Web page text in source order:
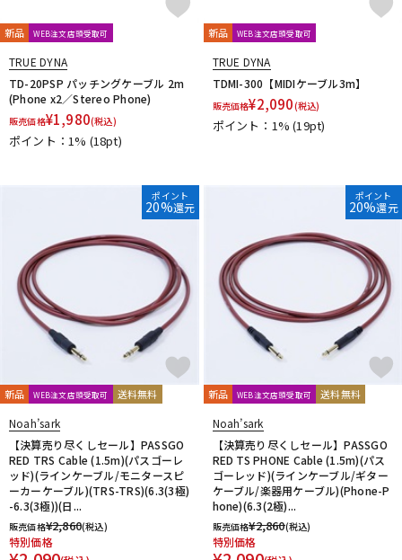
新品 WEB注文店頭受取可
TRUE DYNA
TD-20PSP パッチングケーブル 2m
(Phone x2／Stereo Phone)
販売価格¥1,980(税込)
ポイント：1% (18pt)
新品 WEB注文店頭受取可
TRUE DYNA
TDMI-300【MIDIケーブル3m】
販売価格¥2,090(税込)
ポイント：1%(19pt)
ポイント
20%還元
新品 WEB注文店頭受取可 送料無料
Noah’sark
【決算売り尽くしセール】PASSGO
RED TRS Cable (1.5m)(パスゴーレ
ッド)(ラインケーブル/モニタースピ
ーカーケーブル)(TRS-TRS)(6.3(3極)
-6.3(3極))(日...
販売価格¥2,860(税込)
特別価格
ポイント
20%還元
新品 WEB注文店頭受取可 送料無料
Noah’sark
【決算売り尽くしセール】PASSGO
RED TS PHONE Cable (1.5m)(パス
ゴーレッド)(ラインケーブル/ギター
ケーブル/楽器用ケーブル)(Phone-P
hone)(6.3(2極)...
販売価格¥2,860(税込)
特別価格